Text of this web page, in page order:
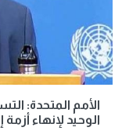
الأمم المتحدة:
الوحيد لإنهاء أزمة